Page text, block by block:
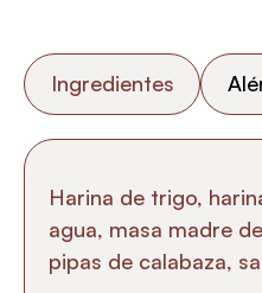
Ingredientes
Harina de trigo,
agua, masa madre
pipas de calabaza,